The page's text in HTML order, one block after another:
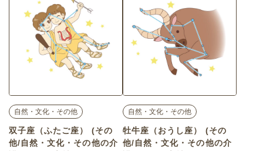
自然・文化・その他
双子座（ふたご座） (その
他/自然・文化・その他の介
自然・文化・その他
牡牛座（おうし座） (その
他/自然・文化・その他の介